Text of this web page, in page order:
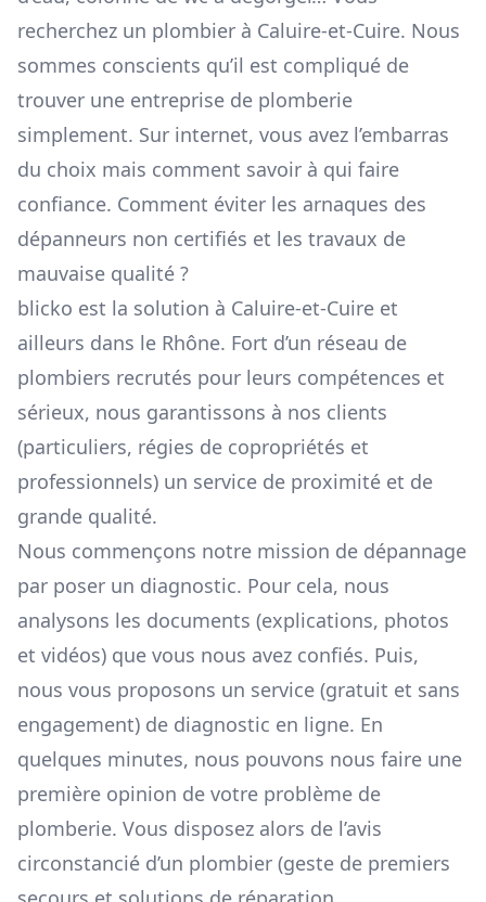
recherchez un plombier à Caluire-et-Cuire. Nous
sommes conscients qu’il est compliqué de
trouver une entreprise de plomberie
simplement. Sur internet, vous avez l’embarras
du choix mais comment savoir à qui faire
confiance. Comment éviter les arnaques des
dépanneurs non certifiés et les travaux de
mauvaise qualité ?
blicko est la solution à Caluire-et-Cuire et
ailleurs dans le Rhône. Fort d’un réseau de
plombiers recrutés pour leurs compétences et
sérieux, nous garantissons à nos clients
(particuliers, régies de copropriétés et
professionnels) un service de proximité et de
grande qualité.
Nous commençons notre mission de dépannage
par poser un diagnostic. Pour cela, nous
analysons les documents (explications, photos
et vidéos) que vous nous avez confiés. Puis,
nous vous proposons un service (gratuit et sans
engagement) de diagnostic en ligne. En
quelques minutes, nous pouvons nous faire une
première opinion de votre problème de
plomberie. Vous disposez alors de l’avis
circonstancié d’un plombier (geste de premiers